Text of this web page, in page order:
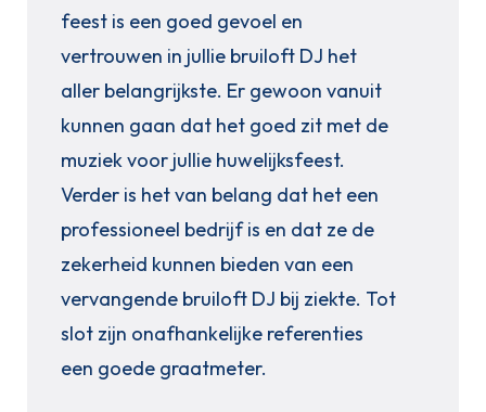
feest is een goed gevoel en
vertrouwen in jullie bruiloft DJ het
aller belangrijkste. Er gewoon vanuit
kunnen gaan dat het goed zit met de
muziek voor jullie huwelijksfeest.
Verder is het van belang dat het een
professioneel bedrijf is en dat ze de
zekerheid kunnen bieden van een
vervangende bruiloft DJ bij ziekte. Tot
slot zijn onafhankelijke referenties
een goede graatmeter.